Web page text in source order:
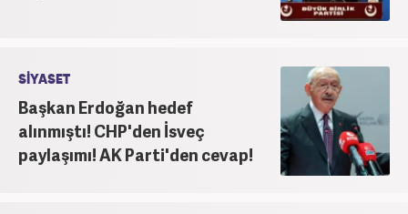
SİYASET
Başkan Erdoğan hedef
alınmıştı! CHP'den İsveç
paylaşımı! AK Parti'den cevap!